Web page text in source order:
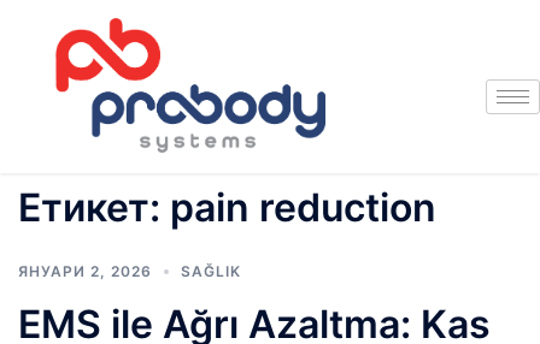
Етикет: pain reduction
ЯНУАРИ 2, 2026 SAĞLIK
EMS ile Ağrı Azaltma: Kas